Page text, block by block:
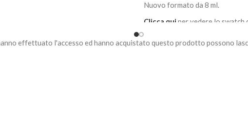
Nuovo formato da 8 ml.
Clicca qui per vedere lo swatch
effettuato l'accesso ed hanno acquistato questo prodotto possono